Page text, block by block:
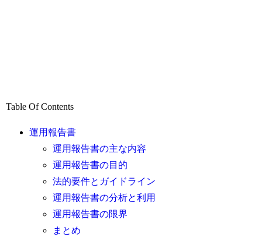
Table Of Contents
運用報告書
運用報告書の主な内容
運用報告書の目的
法的要件とガイドライン
運用報告書の分析と利用
運用報告書の限界
まとめ